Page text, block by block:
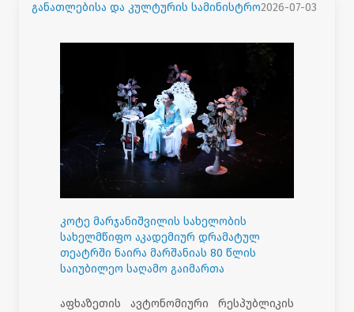
განათლებისა და კულტურის სამინისტრო2026-07-03
კოტე მარჯანიშვილის სახელობის
სახელმწიფო აკადემიურ დრამატულ
თეატრში ნაირა მარშანიას 80 წლის
საიუბილეო საღამო გაიმართა
აფხაზეთის ავტონომიური რესპუბლიკის